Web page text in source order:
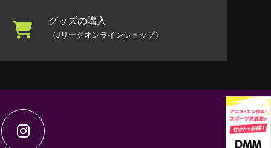
グッズの購入
（Jリーグオンラインショップ）